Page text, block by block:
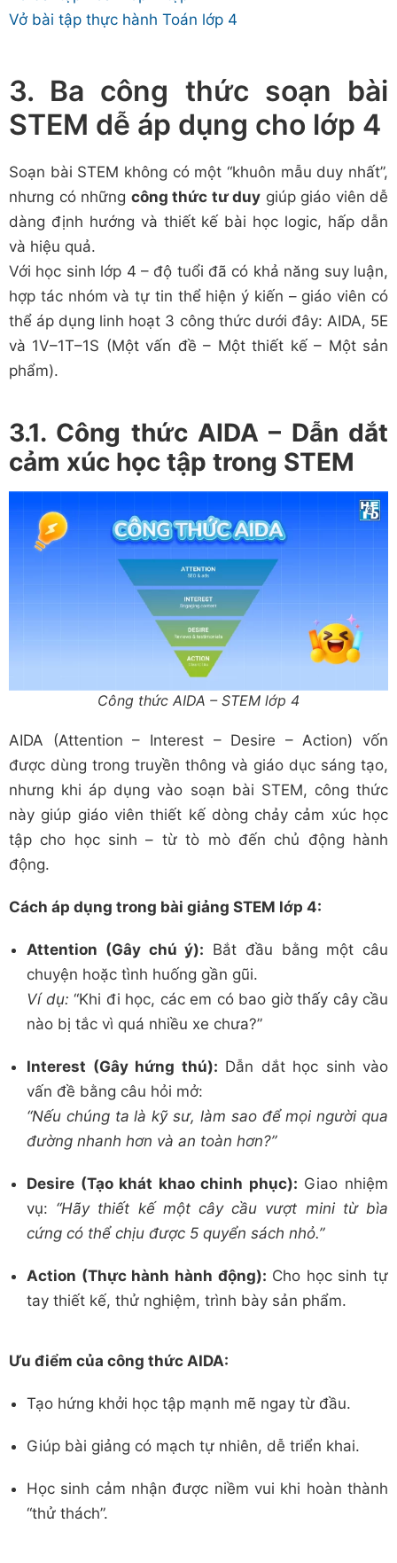
Vở bài tập thực hành Toán lớp 4
3. Ba công thức soạn bài
STEM dễ áp dụng cho lớp 4
Soạn bài STEM không có một “khuôn mẫu duy nhất”,
nhưng có những công thức tư duy giúp giáo viên dễ
dàng định hướng và thiết kế bài học logic, hấp dẫn
và hiệu quả.
Với học sinh lớp 4 – độ tuổi đã có khả năng suy luận,
hợp tác nhóm và tự tin thể hiện ý kiến – giáo viên có
thể áp dụng linh hoạt 3 công thức dưới đây: AIDA, 5E
và 1V–1T–1S (Một vấn đề – Một thiết kế – Một sản
phẩm).
3.1. Công thức AIDA – Dẫn dắt
cảm xúc học tập trong STEM
Công thức AIDA – STEM lớp 4
AIDA (Attention – Interest – Desire – Action) vốn
được dùng trong truyền thông và giáo dục sáng tạo,
nhưng khi áp dụng vào soạn bài STEM, công thức
này giúp giáo viên thiết kế dòng chảy cảm xúc học
tập cho học sinh – từ tò mò đến chủ động hành
động.
Cách áp dụng trong bài giảng STEM lớp 4:
Attention (Gây chú ý): Bắt đầu bằng một câu
chuyện hoặc tình huống gần gũi.
Ví dụ: “Khi đi học, các em có bao giờ thấy cây cầu
nào bị tắc vì quá nhiều xe chưa?”
Interest (Gây hứng thú): Dẫn dắt học sinh vào
vấn đề bằng câu hỏi mở:
“Nếu chúng ta là kỹ sư, làm sao để mọi người qua
đường nhanh hơn và an toàn hơn?”
Desire (Tạo khát khao chinh phục): Giao nhiệm
vụ: “Hãy thiết kế một cây cầu vượt mini từ bìa
cứng có thể chịu được 5 quyển sách nhỏ.”
Action (Thực hành hành động): Cho học sinh tự
tay thiết kế, thử nghiệm, trình bày sản phẩm.
Ưu điểm của công thức AIDA:
Tạo hứng khởi học tập mạnh mẽ ngay từ đầu.
Giúp bài giảng có mạch tự nhiên, dễ triển khai.
Học sinh cảm nhận được niềm vui khi hoàn thành
“thử thách”.